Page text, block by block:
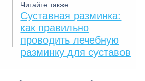
Читайте также:
Суставная разминка:
как правильно
проводить лечебную
разминку для суставов